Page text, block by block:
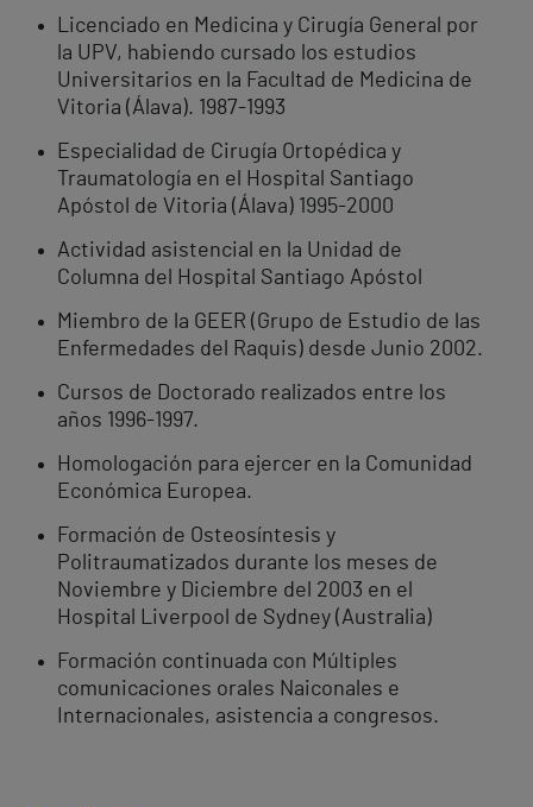
Licenciado en Medicina y Cirugía General por
la UPV, habiendo cursado los estudios
Universitarios en la Facultad de Medicina de
Vitoria (Álava). 1987-1993
Especialidad de Cirugía Ortopédica y
Traumatología en el Hospital Santiago
Apóstol de Vitoria (Álava) 1995-2000
Actividad asistencial en la Unidad de
Columna del Hospital Santiago Apóstol
Miembro de la GEER (Grupo de Estudio de las
Enfermedades del Raquis) desde Junio 2002.
Cursos de Doctorado realizados entre los
años 1996-1997.
Homologación para ejercer en la Comunidad
Económica Europea.
Formación de Osteosíntesis y
Politraumatizados durante los meses de
Noviembre y Diciembre del 2003 en el
Hospital Liverpool de Sydney (Australia)
Formación continuada con Múltiples
comunicaciones orales Naiconales e
Internacionales, asistencia a congresos.